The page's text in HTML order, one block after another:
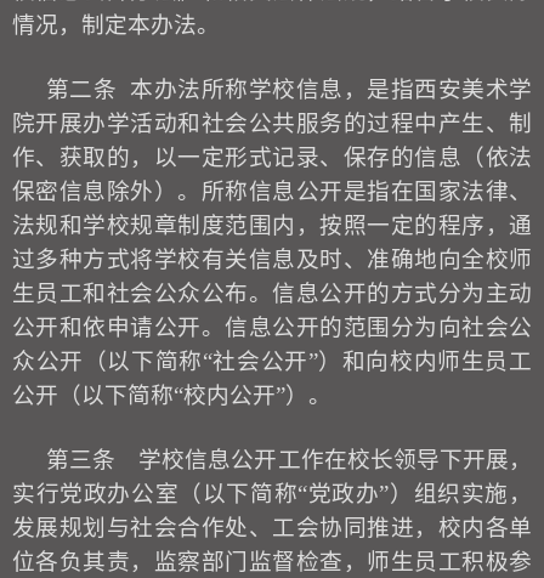
情况，制定本办法。
第二条 本办法所称学校信息，是指西安美术学
院开展办学活动和社会公共服务的过程中产生、 制
作、 获取的，以一定形式记录、保存的信息 （依法
保密信息除外） 。 所称信息公开是指在国家法律、
法规和学校规章制度范围内，按照一定的程序，通
过多种方式将学校有关信息及时、准确地向全校师
生员工和社会公众公布。信息公开的方式分为主动
公开和依申请公开。信息公开的范围分为向社会公
众公开（以下简称“社会公开”）和向校内师生员工
公开（以下简称“校内公开”）。
第三条 学校信息公开工作在校长领导下开展，
实行党政办公室（以下简称“党政办”）组织实施，
发展规划与社会合作处、工会协同推进，校内各单
位各负其责，监察部门监督检查，师生员工积极参